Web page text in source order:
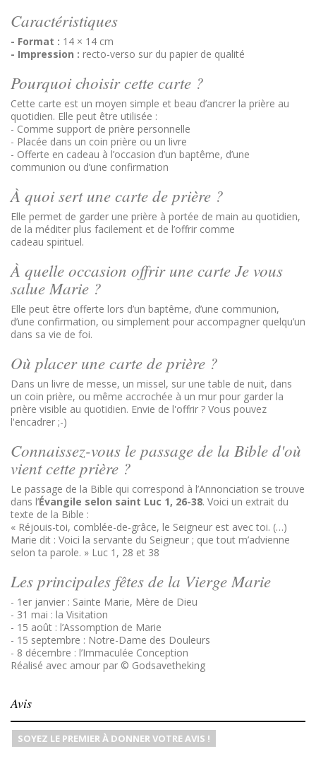
Caractéristiques
- Format : 14 × 14 cm
- Impression : recto-verso sur du papier de qualité
Pourquoi choisir cette carte ?
Cette carte est un moyen simple et beau d’ancrer la prière au
quotidien. Elle peut être utilisée :
- Comme support de prière personnelle
- Placée dans un coin prière ou un livre
- Offerte en cadeau à l’occasion d’un baptême, d’une
communion ou d’une confirmation
À quoi sert une carte de prière ?
Elle permet de garder une prière à portée de main au quotidien,
de la méditer plus facilement et de l’offrir comme
cadeau spirituel.
À quelle occasion offrir une carte Je vous
salue Marie ?
Elle peut être offerte lors d’un baptême, d’une communion,
d’une confirmation, ou simplement pour accompagner quelqu’un
dans sa vie de foi.
Où placer une carte de prière ?
Dans un livre de messe, un missel, sur une table de nuit, dans
un coin prière, ou même accrochée à un mur pour garder la
prière visible au quotidien. Envie de l'offrir ? Vous pouvez
l'encadrer ;-)
Connaissez-vous le passage de la Bible d'où
vient cette prière ?
Le passage de la Bible qui correspond à l’Annonciation se trouve
dans l’Évangile selon saint Luc 1, 26-38. Voici un extrait du
texte de la Bible :
« Réjouis-toi, comblée-de-grâce, le Seigneur est avec toi. (…)
Marie dit : Voici la servante du Seigneur ; que tout m’advienne
selon ta parole. » Luc 1, 28 et 38
Les principales fêtes de la Vierge Marie
- 1er janvier : Sainte Marie, Mère de Dieu
- 31 mai : la Visitation
- 15 août : l’Assomption de Marie
- 15 septembre : Notre-Dame des Douleurs
- 8 décembre : l’Immaculée Conception
Réalisé avec amour par © Godsavetheking
Avis
SOYEZ LE PREMIER À DONNER VOTRE AVIS !